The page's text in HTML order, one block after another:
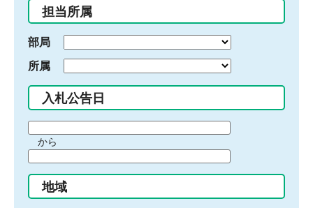
入
力
担当所属
部局
所属
入札公告日
間
始
り
から
間
終
地域